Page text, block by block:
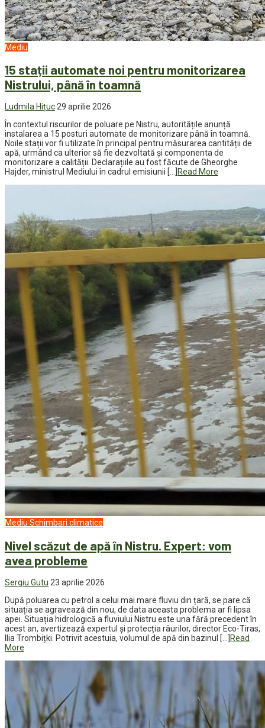
Mediu
15 stații automate noi pentru monitorizarea
Nistrului, până în toamnă
Ludmila Hițuc29 aprilie 2026
În contextul riscurilor de poluare pe Nistru, autoritățile anunță
instalarea a 15 posturi automate de monitorizare până în toamnă.
Noile stații vor fi utilizate în principal pentru măsurarea cantității de
apă, urmând ca ulterior să fie dezvoltată și componenta de
monitorizare a calității. Declarațiile au fost făcute de Gheorghe
Hajder, ministrul Mediului în cadrul emisiunii […] Read More
Mediu Schimbari climatice
Nivel scăzut de apă în Nistru. Expert: vom
avea probleme
Sergiu Gutu 23 aprilie 2026
După poluarea cu petrol a celui mai mare fluviu din țară, se pare că
situația se agravează din nou, de data aceasta problema ar fi lipsa
apei. Situația hidrologică a fluviului Nistru este una fără precedent în
acest an, avertizează expertul și protecția râurilor, director Eco-Tiras,
Ilia Trombițki. Potrivit acestuia, volumul de apă din bazinul […]
Read
More